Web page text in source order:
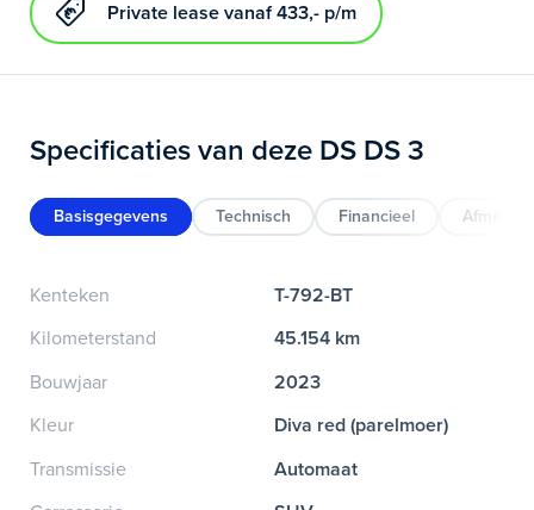
Private lease vanaf 433,- p/m
Specificaties van deze DS DS 3
Basisgegevens Technisch Financieel
Kenteken
T-792-BT
Kilometerstand
45.154 km
Bouwjaar
2023
Kleur
Diva red (parelmoer)
Transmissie
Automaat